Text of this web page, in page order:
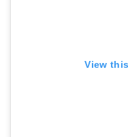
View